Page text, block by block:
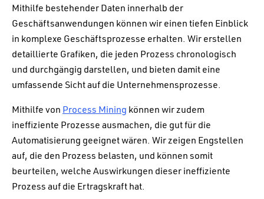
Mithilfe bestehender Daten innerhalb der
Geschäftsanwendungen können wir einen tiefen Einblick
in komplexe Geschäftsprozesse erhalten. Wir erstellen
detaillierte Grafiken, die jeden Prozess chronologisch
und durchgängig darstellen, und bieten damit eine
umfassende Sicht auf die Unternehmensprozesse.
Mithilfe von Process Mining können wir zudem
ineffiziente Prozesse ausmachen, die gut für die
Automatisierung geeignet wären. Wir zeigen Engstellen
auf, die den Prozess belasten, und können somit
beurteilen, welche Auswirkungen dieser ineffiziente
Prozess auf die Ertragskraft hat.